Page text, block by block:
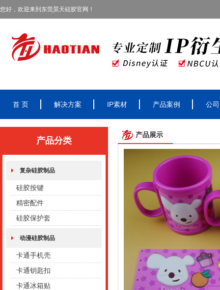
您好，欢迎来到东莞昊天硅胶官网！
首 页 解决方案 IP素材 产品案例 公
产品分类
复杂硅胶制品
硅胶按键
精密配件
硅胶保护套
动漫硅胶制品
卡通手机壳
卡通钥匙扣
卡通冰箱贴
产品展示